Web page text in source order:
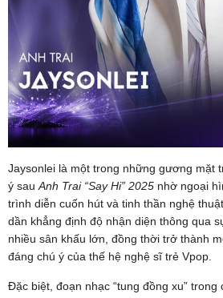
Jaysonlei là một trong những gương mặt
ý sauAnh Trai “Say Hi” 2025 nhờ ngoại
trình diễn cuốn hút và tinh thần nghệ
dần khẳng định độ nhận diện thông qua
nhiều sân khấu lớn, đồng thời trở thành
đáng chú ý của thế hệ nghệ sĩ trẻ Vpop.
Đặc biệt, đoạn nhạc “tung đồng xu” trong